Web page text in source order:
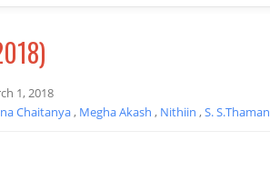
1, 2018
Chaitanya, Megha Akash , Nithiin ,S. S.Thaman